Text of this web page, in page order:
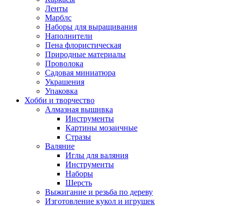
Ленты
Марблс
Наборы для выращивания
Наполнители
Пена флористическая
Природные материалы
Проволока
Садовая миниатюра
Украшения
Упаковка
Хобби и творчество
Алмазная вышивка
Инструменты
Картины мозаичные
Стразы
Валяние
Иглы для валяния
Инструменты
Наборы
Шерсть
Выжигание и резьба по дереву
Изготовление кукол и игрушек